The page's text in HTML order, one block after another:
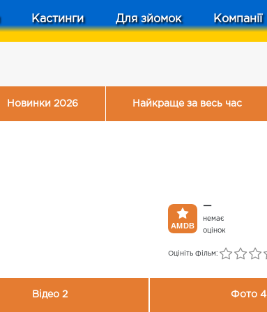
Кастинги Для зйомок Компанії
Новинки 2026 Найкраще за весь час
—
немає
оцінок
Оцініть фільм:
Відео 2 Фото 4